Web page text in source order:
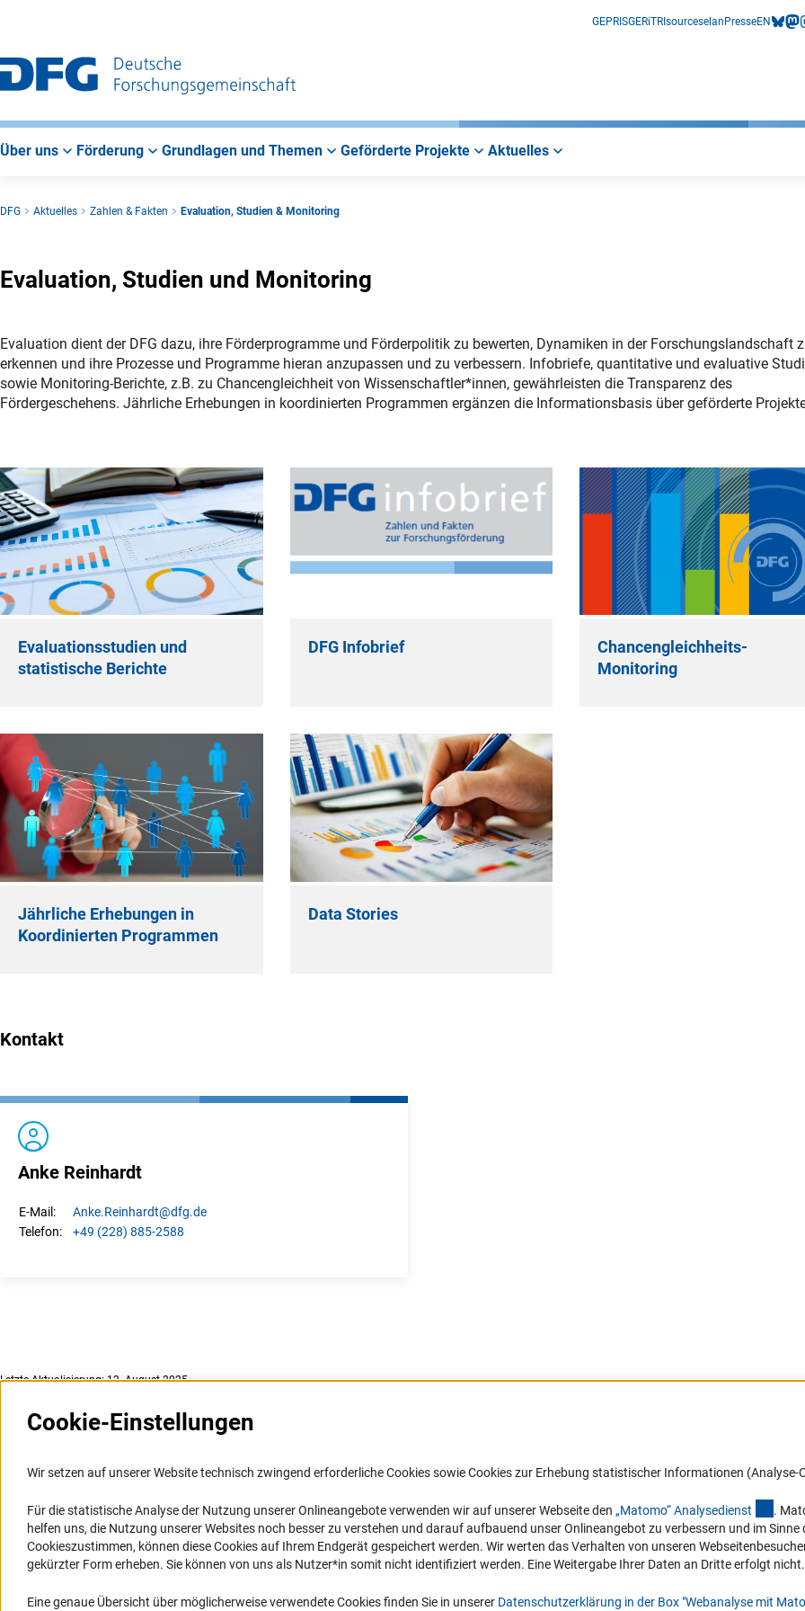
GEPRISGERiTRIsourceselan PresseEN
Über uns Förderung Grundlagen und Themen Geförderte Projekte Aktuelles
DFG Aktuelles Zahlen & Fakten Evaluation, Studien & Monitoring
Evaluation, Studien und Monitoring
Evaluation dient der DFG dazu, ihre Förderprogramme und Förderpolitik zu bewerten, Dynamiken in der Forschungslandschaft
erkennen und ihre Prozesse und Programme hieran anzupassen und zu verbessern. Infobriefe, quantitative und evaluative
sowie Monitoring-Berichte, z.B. zu Chancengleichheit von Wissenschaftler*innen, gewährleisten die Transparenz des
Fördergeschehens. Jährliche Erhebungen in koordinierten Programmen ergänzen die Informationsbasis über geförderte
Evaluationsstudien und
statistische Berichte
DFG Infobrief
Chancengleichheits-
Monitoring
Jährliche Erhebungen in
Koordinierten Programmen
Data Stories
Kontakt
Anke Reinhardt
E-Mail: Anke.Reinhardt@dfg.de
Telefon:
+49 (228) 885-2588
Letzte Aktualisierung: 12. August 2025
Informationssysteme
Portal Wissenschaftliche Integrität
GEPRIS
GEPRIS historisch
RIsources
FAQ
Karriere
Logo und Corporate Design
mit Behinderungen
Erklärung zur Barrierefreiheit
Barriere melden
in Ihr Mailpostfach oder schauen
die Ausgaben online an.
Zum Newsletter
Cookie-Einstellungen
Wir setzen auf unserer Website technisch zwingend erforderliche Cookies sowie Cookies zur Erhebung statistischer Informationen (Analyse-
Für die statistische Analyse der Nutzung unserer Onlineangebote verwenden wir auf unserer Webseite den „Matomo“ Analysedienst
.
helfen uns, die Nutzung unserer Websites noch besser zu verstehen und darauf aufbauend unser Onlineangebot zu verbessern und im
Cookieszustimmen, können diese Cookies auf Ihrem Endgerät gespeichert werden. Wir werten das Verhalten von unseren
gekürzter Form erheben. Sie können von uns als Nutzer*in somit nicht identifiziert werden. Eine Weitergabe Ihrer Daten an Dritte erfolgt nicht.
Eine genaue Übersicht über möglicherweise verwendete Cookies finden Sie in unserer Datenschutzerklärung in der Box "Webanalyse mit